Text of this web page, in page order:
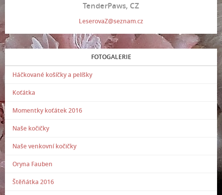
TenderPaws, CZ
LeserovaZ@seznam.cz
FOTOGALERIE
Háčkované košíčky a pelíšky
Koťátka
Momentky koťátek 2016
Naše kočičky
Naše venkovní kočičky
Oryna Fauben
Štěňátka 2016